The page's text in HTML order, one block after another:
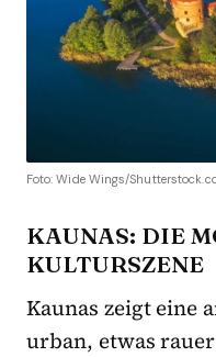
Foto: Wide Wings/
KAUNAS: DIE
KULTURSZENE
Kaunas zeigt eine
urban, etwas